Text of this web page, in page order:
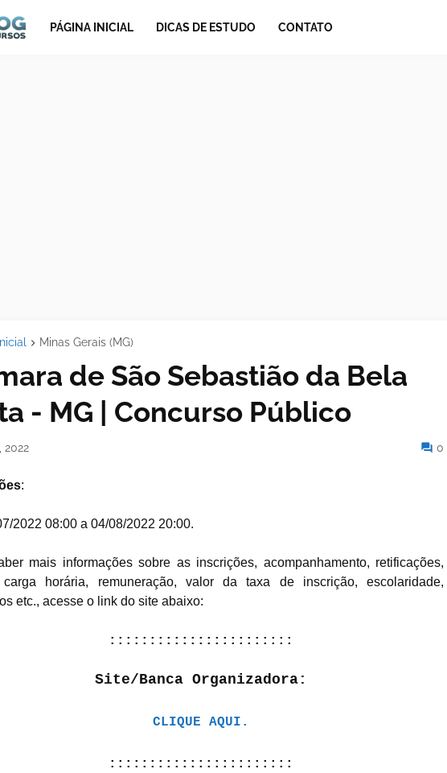
PÁGINA INICIAL DICAS DE ESTUDO CONTATO
Minas Gerais (MG)
de São Sebastião da Bela
- MG | Concurso Público
2022 0
:
2022 08:00 a 04/08/2022 20:00.
mais informações sobre as inscrições, acompanhamento, retificações,
carga horária, remuneração, valor da taxa de inscrição, escolaridade,
etc., acesse o link do site abaixo:
:::::::::::::::::::::::
Site/Banca Organizadora:
CLIQUE AQUI.
:::::::::::::::::::::::